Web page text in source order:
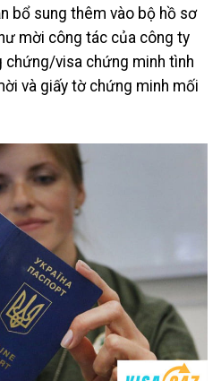
bổ sung thêm vào bộ hồ sơ
mời công tác của công ty
chứng/visa chứng minh tình
và giấy tờ chứng minh mối